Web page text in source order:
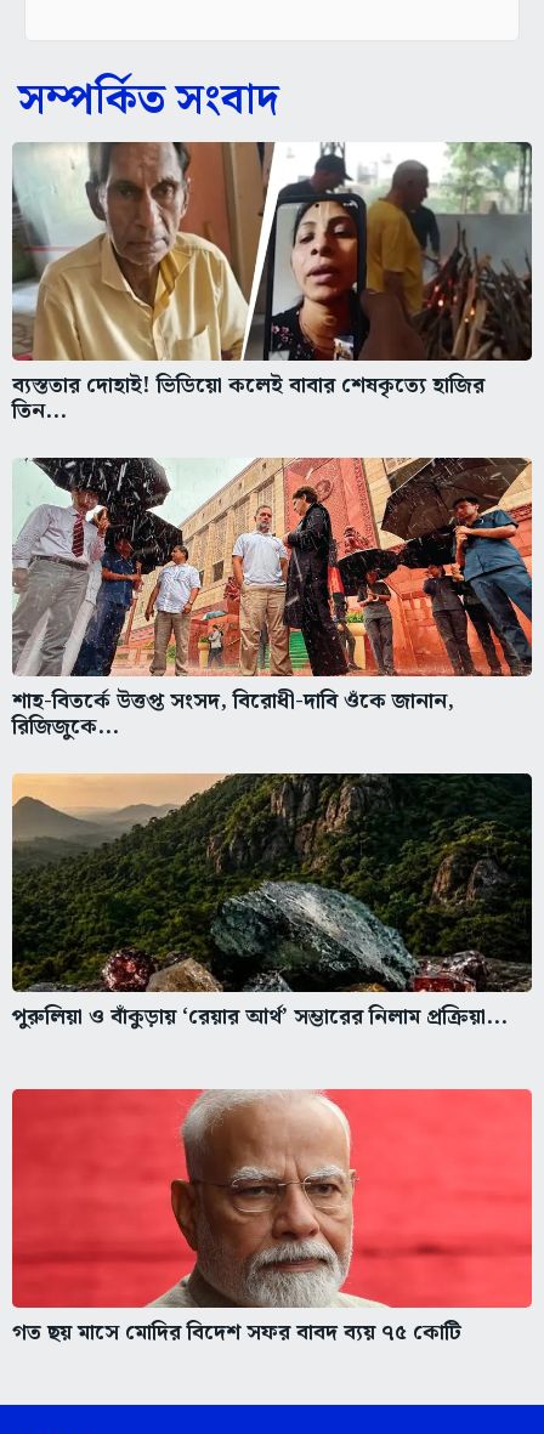
সম্পর্কিত সংবাদ
ব্যস্ততার দোহাই! ভিডিয়ো কলেই বাবার শেষকৃত্যে হাজির
তিন...
শাহ-বিতর্কে উত্তপ্ত সংসদ, বিরোধী-দাবি ওঁকে জানান,
রিজিজুকে...
পুরুলিয়া ও বাঁকুড়ায় ‘রেয়ার আর্থ’ সম্ভারের নিলাম প্রক্রিয়া...
গত ছয় মাসে মোদির বিদেশ সফর বাবদ ব্যয় ৭৫ কোটি